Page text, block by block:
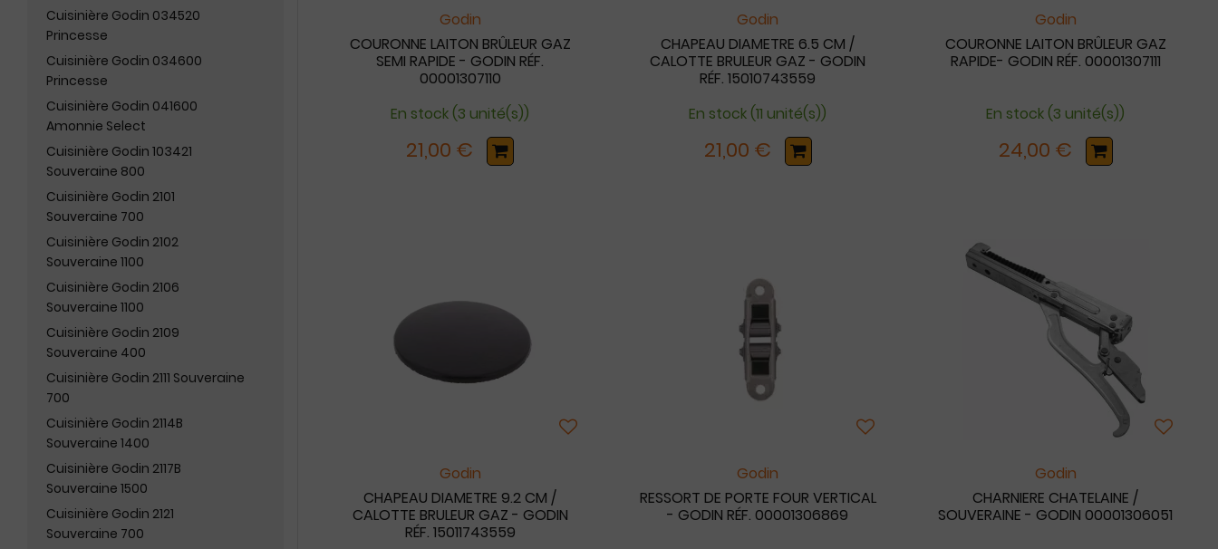
Cuisinière Godin 034520
Princesse
Cuisinière Godin 034600
Princesse
Cuisinière Godin 041600
Amonnie Select
Cuisinière Godin 103421
Souveraine 800
Cuisinière Godin 2101
Souveraine 700
Cuisinière Godin 2102
Souveraine 1100
Cuisinière Godin 2106
Souveraine 1100
Cuisinière Godin 2109
Souveraine 400
Cuisinière Godin 2111 Souveraine
700
Cuisinière Godin 2114B
Souveraine 1400
Cuisinière Godin 2117B
Souveraine 1500
Cuisinière Godin 2121
Souveraine 700
Godin
COURONNE LAITON BRÛLEUR GAZ
SEMI RAPIDE - GODIN RÉF.
00001307110
En stock (3 unité(s))
21,00 €
Godin
CHAPEAU DIAMETRE 6.5 CM /
CALOTTE BRULEUR GAZ - GODIN
RÉF. 15010743559
En stock (11 unité(s))
21,00 €
Godin
COURONNE LAITON BRÛLEUR GAZ
RAPIDE- GODIN RÉF. 00001307111
En stock (3 unité(s))
24,00 €
Godin
CHAPEAU DIAMETRE 9.2 CM /
CALOTTE BRULEUR GAZ - GODIN
RÉF. 15011743559
Godin
RESSORT DE PORTE FOUR VERTICAL
- GODIN RÉF. 00001306869
Godin
CHARNIERE CHATELAINE /
SOUVERAINE - GODIN 00001306051